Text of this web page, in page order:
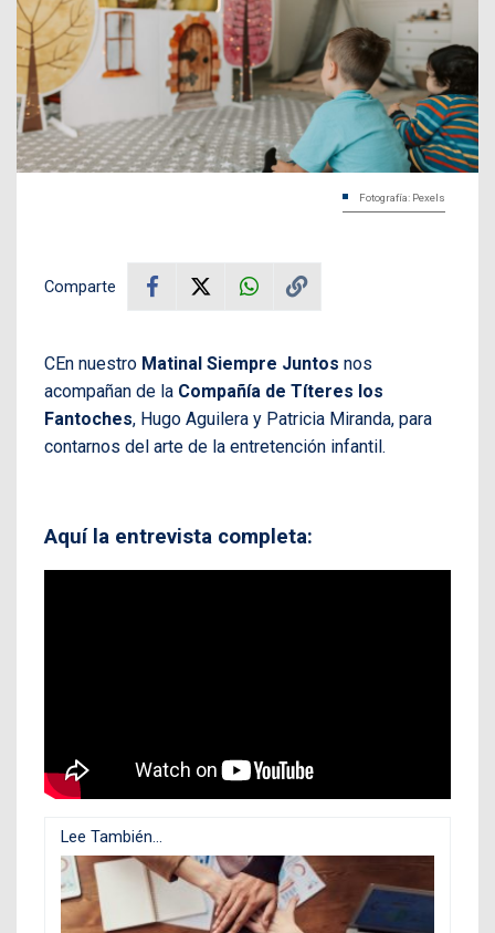
Fotografía: Pexels
Comparte
CEn nuestro Matinal Siempre Juntos nos
acompañan de la Compañía de Títeres los
Fantoches, Hugo Aguilera y Patricia Miranda, para
contarnos del arte de la entretención infantil.
Aquí la entrevista completa:
Lee También...